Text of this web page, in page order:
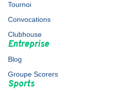
Tournoi
Convocations
Clubhouse
Entreprise
Blog
Groupe Scorers
Sports